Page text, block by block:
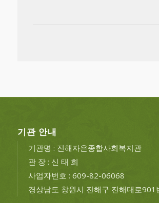
기관 안내
기관명 : 진해자은종합사회복지관
관 장 : 신 태 희
사업자번호 : 609-82-06068
경상남도 창원시 진해구 진해대로901